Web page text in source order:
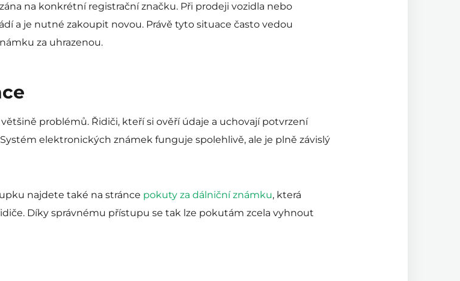
na konkrétní registrační značku. Při prodeji vozidla nebo
a je nutné zakoupit novou. Právě tyto situace často vedou
za uhrazenou.
problémů. Řidiči, kteří si ověří údaje a uchovají potvrzení
elektronických známek funguje spolehlivě, ale je plně závislý
najdete také na stránce pokuty za dálniční známku, která
Díky správnému přístupu se tak lze pokutám zcela vyhnout